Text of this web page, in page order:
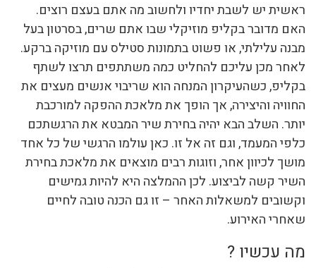
ראשית יש לשבת יחדיו ולחשוב מה אתם בעצם רוצים.
האם מדובר בקליפ מוזיקלי שבו אתם שרים, בסרטון בעל
מבנה עלילתי, או פשוט בתמונות סטילס עם מוזיקה ברקע.
לאחר מכן עליכם להחליט כמה משתתפים תרצו לשתף
בקליפ, כשהעיקרון המנחה הוא שריבוי אנשים מעצים את
החוויה והיצירה, אך הופך את מלאכת ההפקה למורכבת
יותר. השלב הבא יהיה בחירת שיר המבטא את הרגשתכם
כלפי המעמד, וגם זה אל זו. כאן עולמו הרגשי של כל אחד
מושך לכיוון אחר, וזוגות רבים מוצאים את מלאכת בחירת
השיר קשה לביצוע. לכן ההמלצה היא להיות גמישים
וקשובים למשאלות האחר – זו גם הכנה טובה לחיים
שאחרי האירוע.
מה עכשיו ?